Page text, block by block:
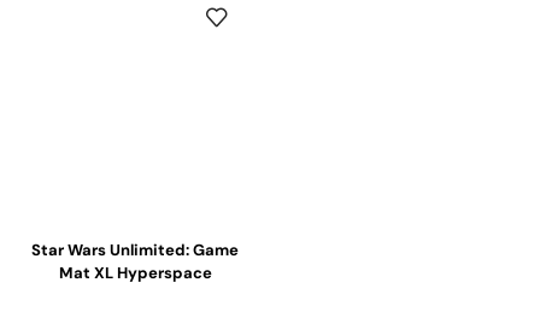
Star Wars Unlimited: Game
Mat XL Hyperspace